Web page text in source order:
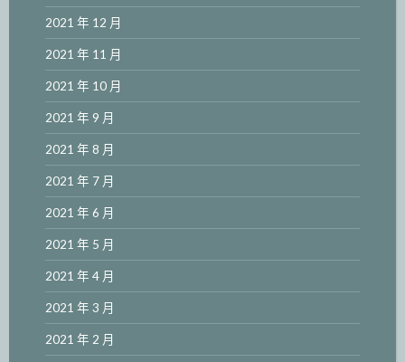
2021 年 12 月
2021 年 11 月
2021 年 10 月
2021 年 9 月
2021 年 8 月
2021 年 7 月
2021 年 6 月
2021 年 5 月
2021 年 4 月
2021 年 3 月
2021 年 2 月